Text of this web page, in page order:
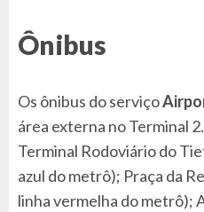
Ônibus
Os ônibus do serviço
área externa no Terminal
Terminal Rodoviário do
azul do metrô); Praça da
linha vermelha do metrô);